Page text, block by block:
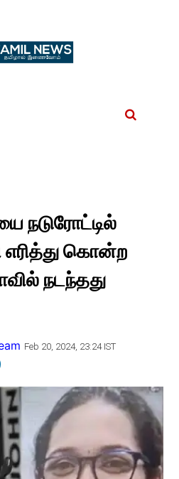
நடுரோட்டில்
கொன்ற
நடந்தது
Feb 20, 2024, 23:24 IST